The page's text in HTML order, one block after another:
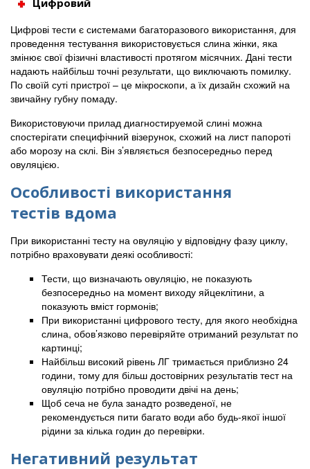
Цифрові тести є системами багаторазового використання, для
проведення тестування використовується слина жінки, яка
змінює свої фізичні властивості протягом місячних. Дані тести
надають найбільш точні результати, що виключають помилку.
По своїй суті пристрої – це мікроскопи, а їх дизайн схожий на
звичайну губну помаду.
Використовуючи прилад диагностируемой слині можна
спостерігати специфічний візерунок, схожий на лист папороті
або морозу на склі. Він з’являється безпосередньо перед
овуляцією.
Особливості використання
тестів вдома
При використанні тесту на овуляцію у відповідну фазу циклу,
потрібно враховувати деякі особливості:
Тести, що визначають овуляцію, не показують
безпосередньо на момент виходу яйцеклітини, а
показують вміст гормонів;
При використанні цифрового тесту, для якого необхідна
слина, обов’язково перевіряйте отриманий результат по
картинці;
Найбільш високий рівень ЛГ тримається приблизно 24
години, тому для більш достовірних результатів тест на
овуляцію потрібно проводити двічі на день;
Щоб сеча не була занадто розведеної, не
рекомендується пити багато води або будь-якої іншої
рідини за кілька годин до перевірки.
Негативний результат